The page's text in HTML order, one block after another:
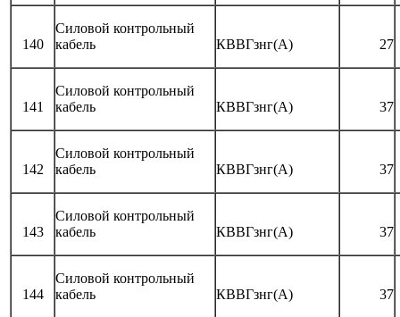
140
Силовой контрольный
кабель
КВВГзнг(А) 27
141
Силовой контрольный
кабель
КВВГзнг(А) 37
142
Силовой контрольный
кабель
КВВГзнг(А) 37
143
Силовой контрольный
кабель
КВВГзнг(А) 37
144
Силовой контрольный
кабель
КВВГзнг(А) 37